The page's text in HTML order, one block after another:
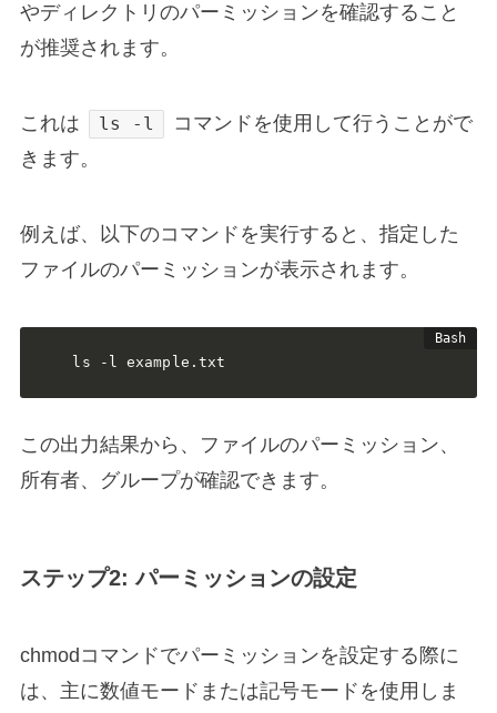
やディレクトリのパーミッションを確認すること
が推奨されます。
これは ls -l
コマンドを使用して行うことがで
きます。
例えば、以下のコマンドを実行すると、指定した
ファイルのパーミッションが表示されます。
ls -l example.txt
この出力結果から、ファイルのパーミッション、
所有者、グループが確認できます。
ステップ2: パーミッションの設定
chmodコマンドでパーミッションを設定する際に
は、主に数値モードまたは記号モードを使用しま